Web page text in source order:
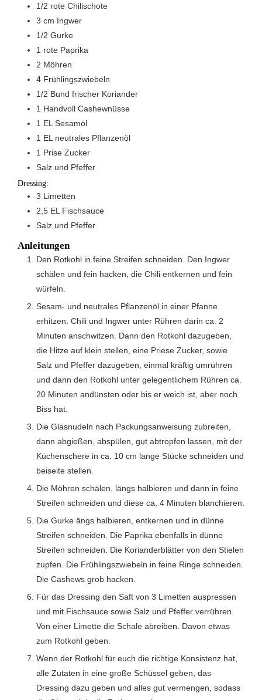
1/2 rote Chilischote
3 cm Ingwer
1/2 Gurke
1 rote Paprika
2 Möhren
4 Frühlingszwiebeln
1/2 Bund frischer Koriander
1 Handvoll Cashewnüsse
1 EL Sesamöl
1 EL neutrales Pflanzenöl
1 Prise Zucker
Salz und Pfeffer
Dressing:
3 Limetten
2,5 EL Fischsauce
Salz und Pfeffer
Anleitungen
Den Rotkohl in feine Streifen schneiden. Den Ingwer
schälen und fein hacken, die Chili entkernen und fein
würfeln.
Sesam- und neutrales Pflanzenöl in einer Pfanne
erhitzen. Chili und Ingwer unter Rühren darin ca. 2
Minuten anschwitzen. Dann den Rotkohl dazugeben,
die Hitze auf klein stellen, eine Priese Zucker, sowie
Salz und Pfeffer dazugeben, einmal kräftig umrühren
und dann den Rotkohl unter gelegentlichem Rühren ca.
20 Minuten andünsten oder bis er weich ist, aber noch
Biss hat.
Die Glasnudeln nach Packungsanweisung zubreiten,
dann abgießen, abspülen, gut abtropfen lassen, mit der
Küchenschere in ca. 10 cm lange Stücke schneiden und
beiseite stellen.
Die Möhren schälen, längs halbieren und dann in feine
Streifen schneiden und diese ca. 4 Minuten blanchieren.
Die Gurke ängs halbieren, entkernen und in dünne
Streifen schneiden. Die Paprika ebenfalls in dünne
Streifen schneiden. Die Korianderblätter von den Stielen
zupfen. Die Frühlingszwiebeln in feine Ringe schneiden.
Die Cashews grob hacken.
Für das Dressing den Saft von 3 Limetten auspressen
und mit Fischsauce sowie Salz und Pfeffer verrühren.
Von einer Limette die Schale abreiben. Davon etwas
zum Rotkohl geben.
Wenn der Rotkohl für euch die richtige Konsistenz hat,
alle Zutaten in eine große Schüssel geben, das
Dressing dazu geben und alles gut vermengen, sodass